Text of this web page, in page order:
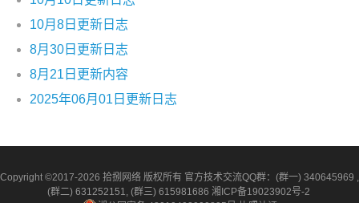
10月8日更新日志
8月30日更新日志
8月21日更新内容
2025年06月01日更新日志
Copyright ©2017-2026 拾捌网络 版权所有 官方技术交流QQ群：(群一) 340645969 ,
(群二) 631252151, (群三) 615981686 湘ICP备19023902号-2